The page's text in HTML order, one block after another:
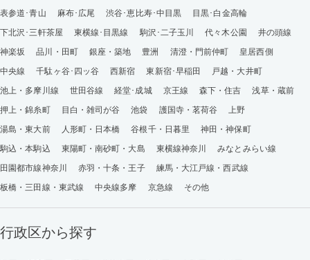
表参道･青山 麻布･広尾 渋谷･恵比寿･中目黒
目黒･白金高輪
下北沢･三軒茶屋
東横線･目黒線 駒沢･二子玉川 代々木公園
井の頭線
神楽坂
品川・田町 銀座・築地 豊洲 清澄・門前仲町
皇居西側
中央線
千駄ヶ谷･四ッ谷 西新宿 東新宿･早稲田
戸越・大井町
池上・多摩川線
世田谷線 経堂･成城 京王線 森下・住吉
浅草・蔵前
押上・錦糸町
目白・雑司が谷 池袋 護国寺・茗荷谷
上野
湯島・東大前
人形町・日本橋 谷根千・日暮里
神田・神保町
駒込・本駒込
東陽町・南砂町・大島 東横線神奈川
みなとみらい線
田園都市線神奈川
赤羽・十条・王子
練馬・大江戸線・西武線
板橋・三田線・東武線
中央線多摩 京急線 その他
行政区から探す